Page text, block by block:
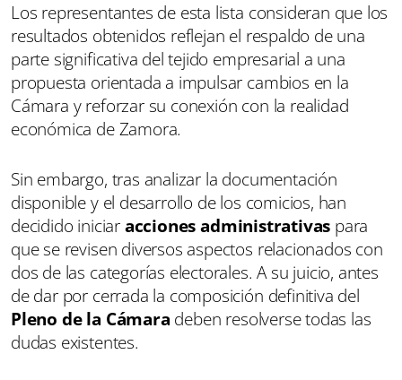
Los representantes de esta lista consideran que los
resultados obtenidos reflejan el respaldo de una
parte significativa del tejido empresarial a una
propuesta orientada a impulsar cambios en la
Cámara y reforzar su conexión con la realidad
económica de Zamora.
Sin embargo, tras analizar la documentación
disponible y el desarrollo de los comicios, han
decidido iniciaracciones administrativas para
que se revisen diversos aspectos relacionados con
dos de las categorías electorales. A su juicio, antes
de dar por cerrada la composición definitiva del
Pleno de la Cámara deben resolverse todas las
dudas existentes.